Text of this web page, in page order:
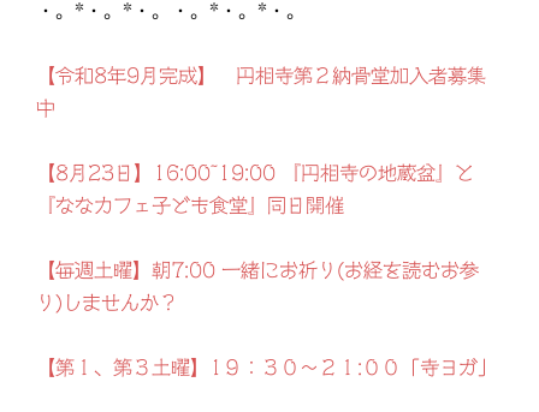
・。*・。*・。・。*・。*・。
【令和8年9月完成】 円相寺第２納骨堂加入者募集
中
【8月23日】16:00~19:00 『円相寺の地蔵盆』と
『ななカフェ子ども食堂』同日開催
【毎週土曜】朝7:00 一緒にお祈り(お経を読むお参
り)しませんか？
【第１、第３土曜】1９：３０～２１:００「寺ヨガ」